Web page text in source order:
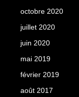
octobre 2020
juillet 2020
juin 2020
mai 2019
février 2019
août 2017